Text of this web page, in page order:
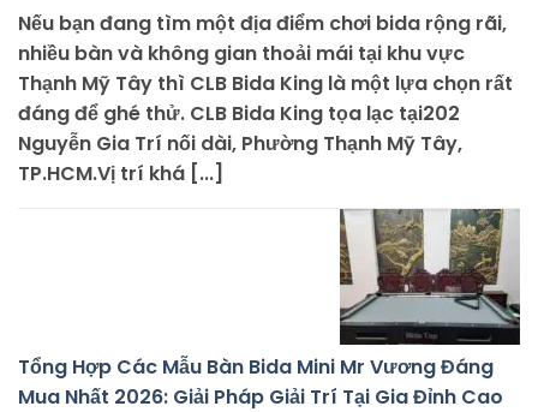
Nếu bạn đang tìm một địa điểm chơi bida rộng rãi,
nhiều bàn và không gian thoải mái tại khu vực
Thạnh Mỹ Tây thì CLB Bida King là một lựa chọn rất
đáng để ghé thử. CLB Bida King tọa lạc tại202
Nguyễn Gia Trí nối dài, Phường Thạnh Mỹ Tây,
TP.HCM.Vị trí khá [...]
Tổng Hợp Các Mẫu Bàn Bida Mini Mr Vương Đáng
Mua Nhất 2026: Giải Pháp Giải Trí Tại Gia Đỉnh Cao